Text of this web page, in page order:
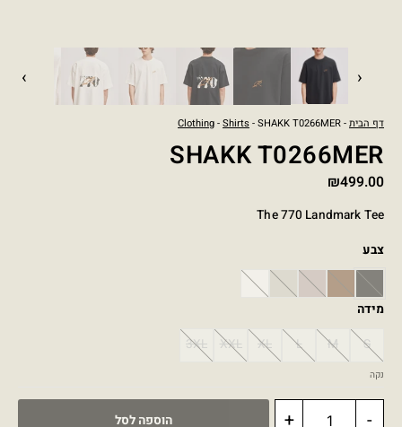
‹
›
דף הבית-
Clothing-Shirts- SHAKK T0266MER
SHAKK T0266MER
₪499.00
צבע
BLACK
BROWN
PINK
STONE
WHITE
מידה
S
M
L
XL
XXL
3XL
נקה
-
+ הוספה לסל
The 770 Landmark Tee